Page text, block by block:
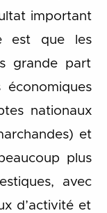
important
est que les
grande part
nationaux
et
plus
avec
d’activité et